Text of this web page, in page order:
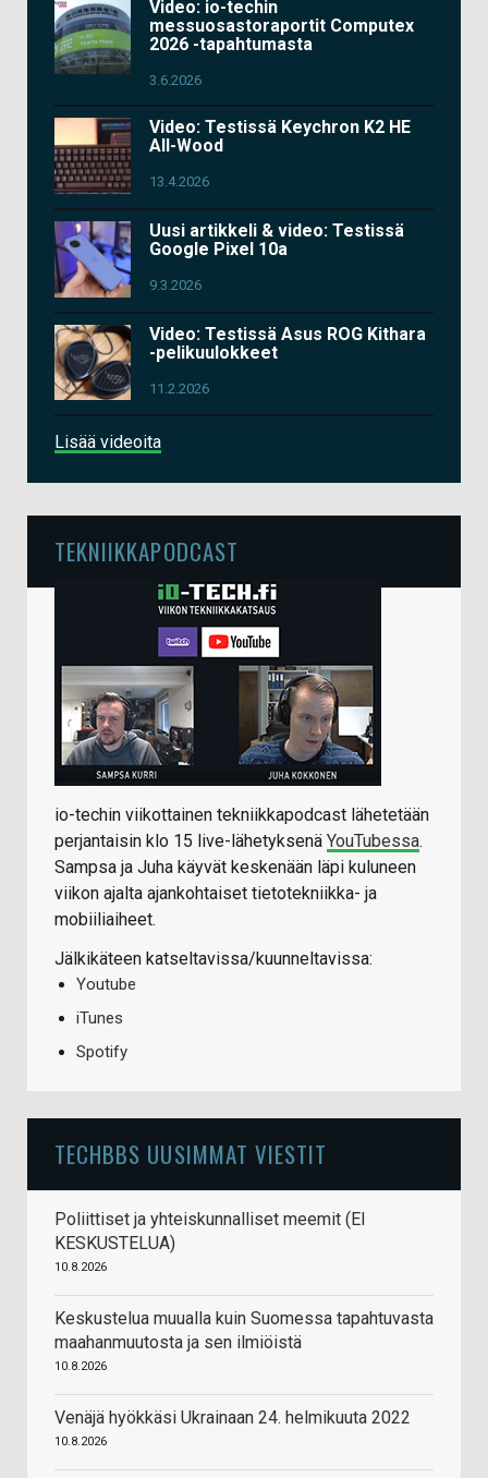
Video: io-techin
messuosastoraportit Computex
2026 -tapahtumasta
3.6.2026
Video: Testissä Keychron K2 HE
All-Wood
13.4.2026
Uusi artikkeli & video: Testissä
Google Pixel 10a
9.3.2026
Video: Testissä Asus ROG Kithara
-pelikuulokkeet
11.2.2026
Lisää videoita
TEKNIIKKAPODCAST
io-techin viikottainen tekniikkapodcast lähetetään
perjantaisin klo 15 live-lähetyksenä YouTubessa.
Sampsa ja Juha käyvät keskenään läpi kuluneen
viikon ajalta ajankohtaiset tietotekniikka- ja
mobiiliaiheet.
Jälkikäteen katseltavissa/kuunneltavissa:
Youtube
iTunes
Spotify
TECHBBS UUSIMMAT VIESTIT
Poliittiset ja yhteiskunnalliset meemit (EI
KESKUSTELUA)
10.8.2026
Keskustelua muualla kuin Suomessa tapahtuvasta
maahanmuutosta ja sen ilmiöistä
10.8.2026
Venäjä hyökkäsi Ukrainaan 24. helmikuuta 2022
10.8.2026